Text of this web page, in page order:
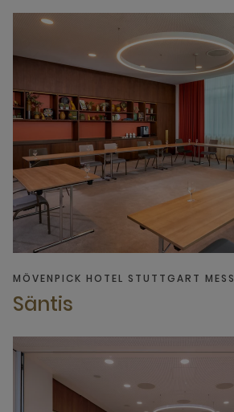
MÖVENPICK HOTEL STUTTGART
Säntis